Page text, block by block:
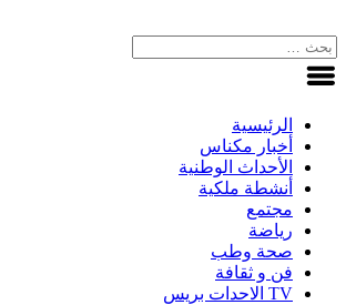
الرئيسية
أخبار مكناس
الأحداث الوطنية
أنشطة ملكية
مجتمع
رياضة
صحة وطب
فن و ثقافة
TV الاحدات بريس